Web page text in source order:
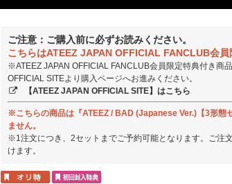
ご注意：ご購入前に必ずお読みください。
こちらはATEEZ JAPAN OFFICIAL FANCLUB会員
※ATEEZ JAPAN OFFICIAL FANCLUB会員限定特典付き商
OFFICIAL SITEより購入ページへお進みください。
【ATEEZ JAPAN OFFICIAL SITE】はこちら
※こちらの商品は『ATEEZ / BAD (Japanese Ver.)【3形態
ません。
※1注文につき、2セットまでご予約可能となります。ご注
けます。